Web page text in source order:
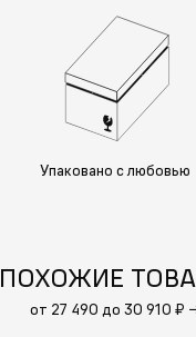
Упаковано с любовью
ПОХОЖИЕ
от 27 490 до 30 910 ₽